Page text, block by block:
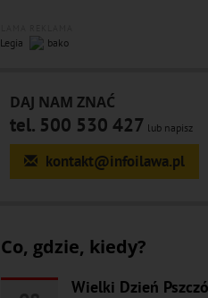
DAJ NAM ZNAĆ
tel. 500 530 427 lub napisz
kontakt@infoilawa.pl
Co, gdzie, kiedy?
Wielki Dzień